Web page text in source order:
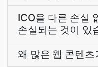
ICO을 다른 손실
손실되는 것이 있
왜 많은 웹 콘텐